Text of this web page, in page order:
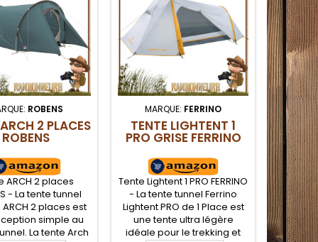
ROBENS
2 PLACES
ROBENS
ARCH 2 places
- La tente tunnel
2 places est
simple au
La tente Arch
MARQUE: FERRINO
TENTE LIGHTENT 1
PRO GRISE FERRINO
Tente Lightent 1 PRO FERRINO
- La tente tunnel Ferrino
Lightent PRO de 1 Place est
une tente ultra légère
idéale pour le trekking et
Tente
Cone
de 4
toit